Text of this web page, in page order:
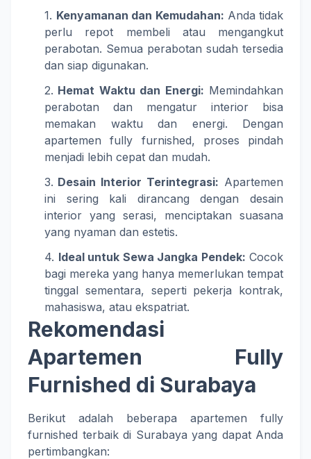
Kenyamanan dan Kemudahan: Anda tidak
perlu repot membeli atau mengangkut
perabotan. Semua perabotan sudah tersedia
dan siap digunakan.
Hemat Waktu dan Energi: Memindahkan
perabotan dan mengatur interior bisa
memakan waktu dan energi. Dengan
apartemen fully furnished, proses pindah
menjadi lebih cepat dan mudah.
Desain Interior Terintegrasi: Apartemen
ini sering kali dirancang dengan desain
interior yang serasi, menciptakan suasana
yang nyaman dan estetis.
Ideal untuk Sewa Jangka Pendek: Cocok
bagi mereka yang hanya memerlukan tempat
tinggal sementara, seperti pekerja kontrak,
mahasiswa, atau ekspatriat.
Rekomendasi
Apartemen Fully
Furnished di Surabaya
Berikut adalah beberapa apartemen fully
furnished terbaik di Surabaya yang dapat Anda
pertimbangkan: